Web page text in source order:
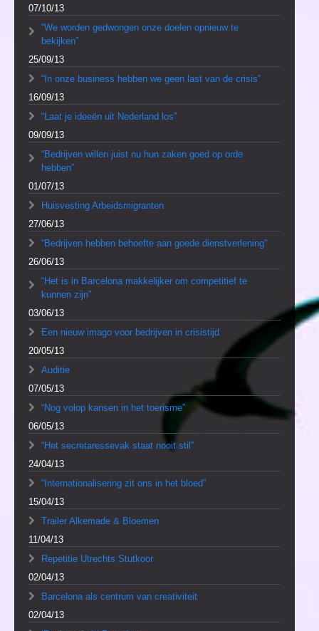
07/10/13
“We worden gedwongen onze doelen opnieuw te
bekijken”
25/09/13
“In onze business hebben we geen last van de crisis”
16/09/13
“Laat je ideeën uit Nederland los”
09/09/13
“Bedrijven willen juist nu hun zaken goed op orde
hebben”
01/07/13
Huisvesting Arbeidsmigranten
27/06/13
“Bedrijven hebben behoefte aan goede dienstverlening”
26/06/13
“Het is in Barcelona makkelijker om competitief te
kunnen zijn”
03/06/13
Een nieuw imago voor bedrijven in crisistijd
20/05/13
Auditie
07/05/13
“Nog volop kansen in het toerisme”
06/05/13
“Het secretaressevak staat nooit stil”
24/04/13
“Internationalisering zit ons in het bloed”
15/04/13
Trailer Alkemade & Bloemen
11/04/13
Repetitie Utrechts Stutkoor
02/04/13
Barcelona als centrum van creativiteit
02/04/13